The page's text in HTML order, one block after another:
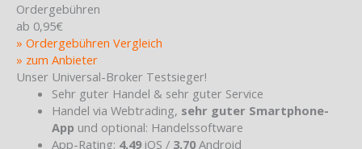
Ordergebühren
ab 0,95€
» Ordergebühren Vergleich
» zum Anbieter
Unser Universal-Broker Testsieger!
Sehr guter Handel & sehr guter Service
Handel via Webtrading, sehr guter Smartphone-
App und optional: Handelssoftware
App-Rating: 4,49iOS / 3,70Android